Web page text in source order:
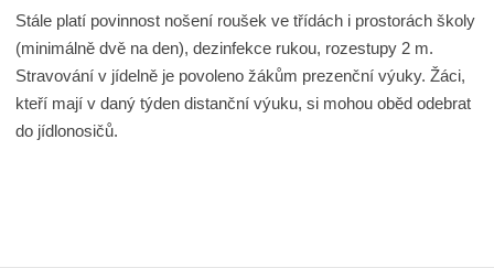
Stále platí povinnost nošení roušek ve třídách i prostorách školy
(minimálně dvě na den), dezinfekce rukou, rozestupy 2 m.
Stravování v jídelně je povoleno žákům prezenční výuky. Žáci,
kteří mají v daný týden distanční výuku, si mohou oběd odebrat
do jídlonosičů.